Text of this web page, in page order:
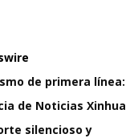
de primera línea:
de Noticias Xinhua
silencioso y